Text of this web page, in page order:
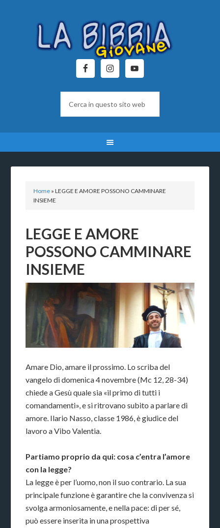
Home »LEGGE E AMORE POSSONO CAMMINARE
INSIEME
LEGGE E AMORE
POSSONO CAMMINARE
INSIEME
Amare Dio, amare il prossimo. Lo scriba del
vangelo di domenica 4 novembre (Mc 12, 28-34)
chiede a Gesù quale sia «il primo di tutti i
comandamenti», e si ritrovano subito a parlare di
amore. Ilario Nasso, classe 1986, è giudice del
lavoro a Vibo Valentia.
Partiamo proprio da qui: cosa c’entra l’amore
con la legge?
La legge è per l’uomo, non il suo contrario. La sua
principale funzione è garantire che la convivenza si
svolga armoniosamente, e nella pace: di per sé,
può essere inserita in una prospettiva